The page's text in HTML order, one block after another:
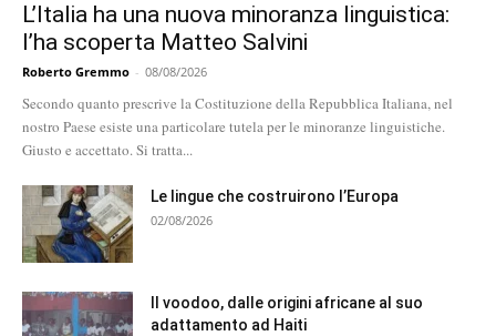
L’Italia ha una nuova minoranza linguistica:
l’ha scoperta Matteo Salvini
Roberto Gremmo - 08/08/2026
Secondo quanto prescrive la Costituzione della Repubblica Italiana, nel
nostro Paese esiste una particolare tutela per le minoranze linguistiche.
Giusto e accettato. Si tratta...
Le lingue che costruirono l’Europa
02/08/2026
Il voodoo, dalle origini africane al suo
adattamento ad Haiti